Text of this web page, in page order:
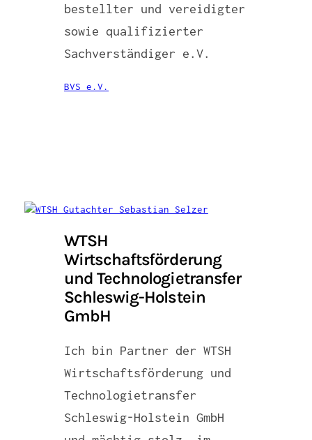
bestellter und vereidigter
sowie qualifizierter
Sachverständiger e.V.
BVS e.V.
WTSH
Wirtschaftsförderung
und Technologietransfer
Schleswig-Holstein
GmbH
Ich bin Partner der WTSH
Wirtschaftsförderung und
Technologietransfer
Schleswig-Holstein GmbH